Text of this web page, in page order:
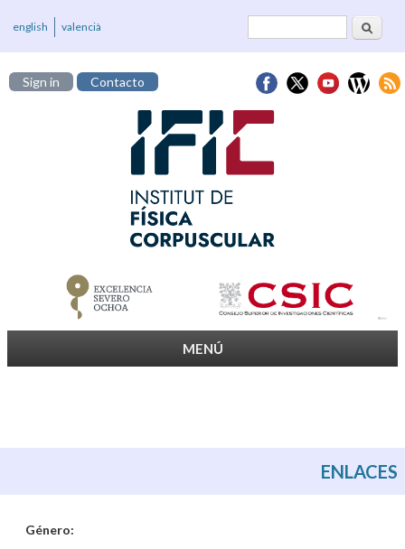
Formulario deBuscar
english valencià
Sign in Contacto
MENÚ
ENLACES
Género: